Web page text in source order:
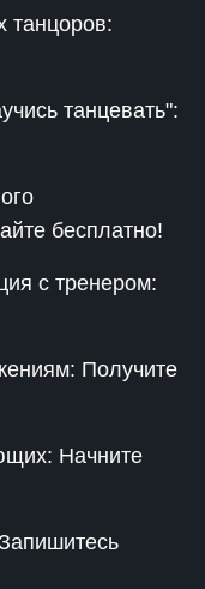
танцоров:
танцевать":
бесплатно!
с тренером:
Получите
Начните